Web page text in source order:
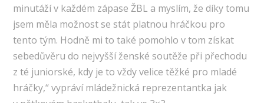
minutáží v každém zápase ŽBL a myslím, že díky tomu
jsem měla možnost se stát platnou hráčkou pro
tento tým. Hodně mi to také pomohlo v tom získat
sebedůvěru do nejvyšší ženské soutěže při přechodu
z té juniorské, kdy je to vždy velice těžké pro mladé
hráčky,“ vypráví mládežnická reprezentantka jak